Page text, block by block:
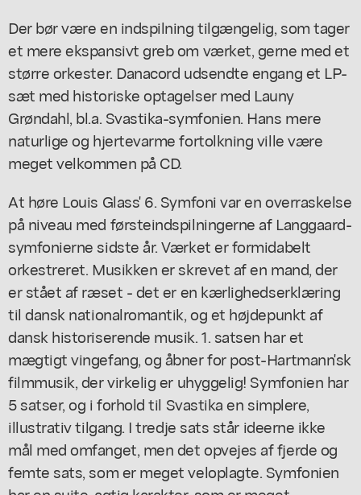
Der bør være en indspilning tilgængelig, som tager
et mere ekspansivt greb om værket, gerne med et
større orkester. Danacord udsendte engang et LP-
sæt med historiske optagelser med Launy
Grøndahl, bl.a. Svastika-symfonien. Hans mere
naturlige og hjertevarme fortolkning ville være
meget velkommen på CD.
At høre Louis Glass' 6. Symfoni var en overraskelse
på niveau med førsteindspilningerne af Langgaard-
symfonierne sidste år. Værket er formidabelt
orkestreret. Musikken er skrevet af en mand, der
er stået af ræset - det er en kærlighedserklæring
til dansk nationalromantik, og et højdepunkt af
dansk historiserende musik. 1. satsen har et
mægtigt vingefang, og åbner for post-Hartmann'sk
filmmusik, der virkelig er uhyggelig! Symfonien har
5 satser, og i forhold til Svastika en simplere,
illustrativ tilgang. I tredje sats står ideerne ikke
mål med omfanget, men det opvejes af fjerde og
femte sats, som er meget veloplagte. Symfonien